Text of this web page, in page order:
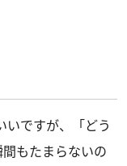
ですが、「どう
もたまらないの